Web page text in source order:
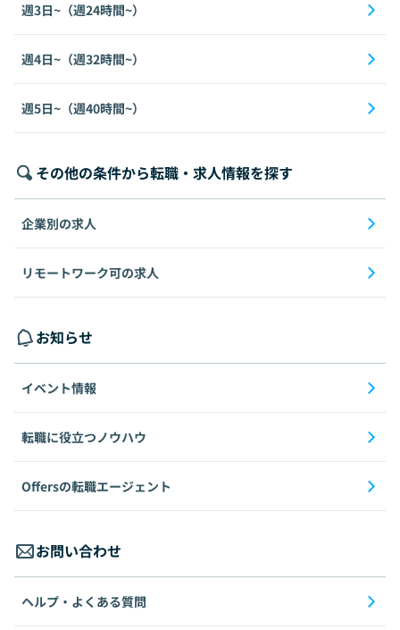
週3日~（週24時間~）
週4日~（週32時間~）
週5日~（週40時間~）
その他の条件から転職・求人情報を探す
企業別の求人
リモートワーク可の求人
お知らせ
イベント情報
転職に役立つノウハウ
Offersの転職エージェント
お問い合わせ
ヘルプ・よくある質問